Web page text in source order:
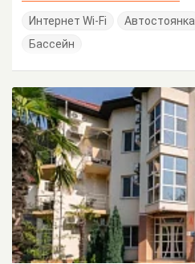
Интернет Wi-Fi Автостоянка
Бассейн